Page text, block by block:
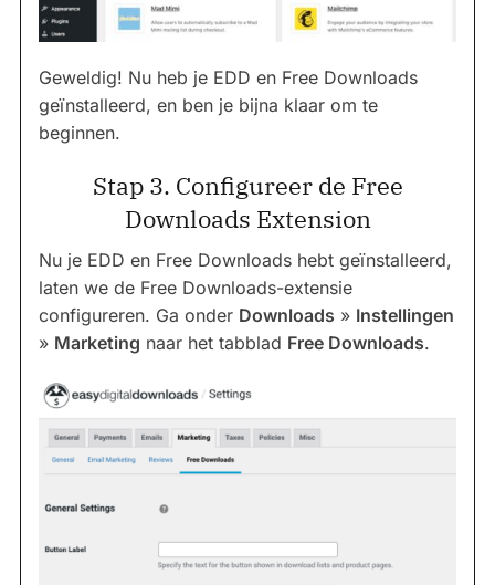
Geweldig! Nu heb je EDD en Free Downloads
geïnstalleerd, en ben je bijna klaar om te
beginnen.
Stap 3. Configureer de Free
Downloads Extension
Nu je EDD en Free Downloads hebt geïnstalleerd,
laten we de Free Downloads-extensie
configureren. Ga onder Downloads » Instellingen
» Marketing naar het tabblad Free Downloads.